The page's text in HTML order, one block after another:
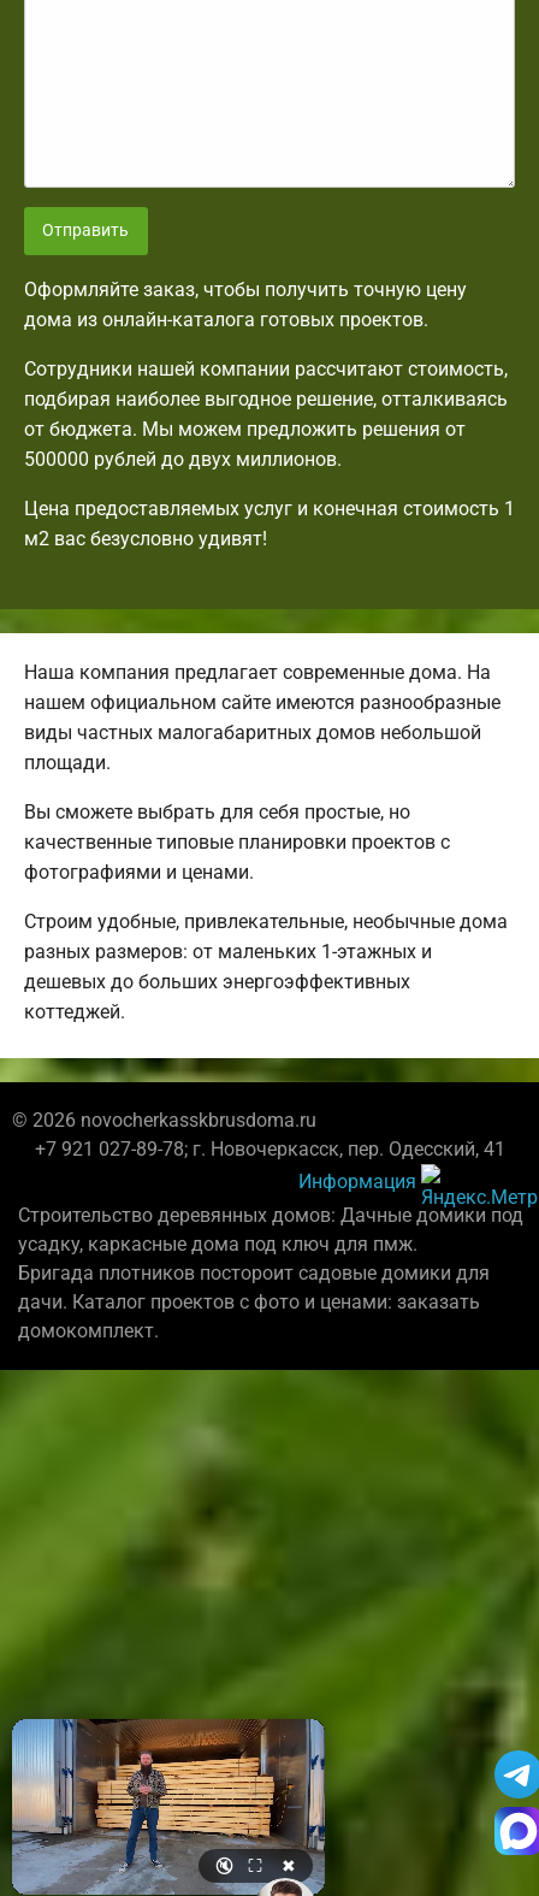
Отправить
Оформляйте заказ, чтобы получить точную цену
дома из онлайн-каталога готовых проектов.
Сотрудники нашей компании рассчитают стоимость,
подбирая наиболее выгодное решение, отталкиваясь
от бюджета. Мы можем предложить решения от
500000 рублей до двух миллионов.
Цена предоставляемых услуг и конечная стоимость 1
м2 вас безусловно удивят!
Наша компания предлагает современные дома. На
нашем официальном сайте имеются разнообразные
виды частных малогабаритных домов небольшой
площади.
Вы сможете выбрать для себя простые, но
качественные типовые планировки проектов с
фотографиями и ценами.
Строим удобные, привлекательные, необычные дома
разных размеров: от маленьких 1-этажных и
дешевых до больших энергоэффективных
коттеджей.
© 2026 novocherkasskbrusdoma.ru
+7 921 027-89-78; г. Новочеркасск, пер. Одесский, 41
Информация
Строительство деревянных домов: Дачные домики под
усадку, каркасные дома под ключ для пмж.
Бригада плотников постороит садовые домики для
дачи. Каталог проектов с фото и ценами: заказать
домокомплект.
🔇 ⛶ ✖